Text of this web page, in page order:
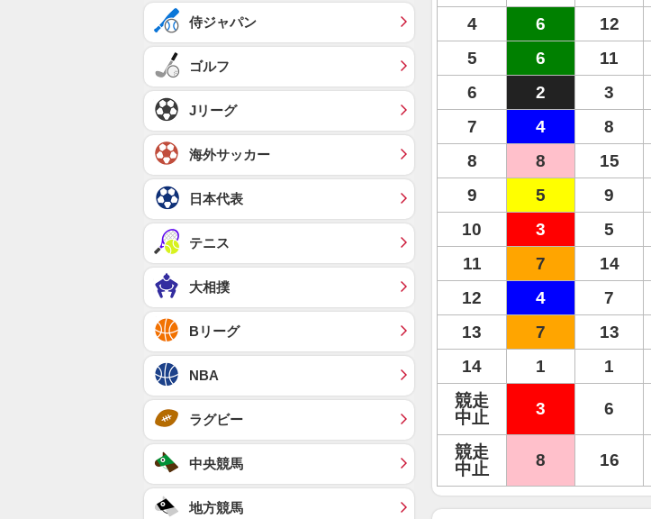
4
6 12
5
6 11
6
2 3
7
4 8
8
8 15
9
5 9
10
3 5
11
7 14
12
4 7
13
7 13
14
1 1
競走
中止
3 6
競走
中止
8 16
侍ジャパン
ゴルフ
Jリーグ
海外サッカー
日本代表
テニス
大相撲
Bリーグ
NBA
ラグビー
中央競馬
地方競馬